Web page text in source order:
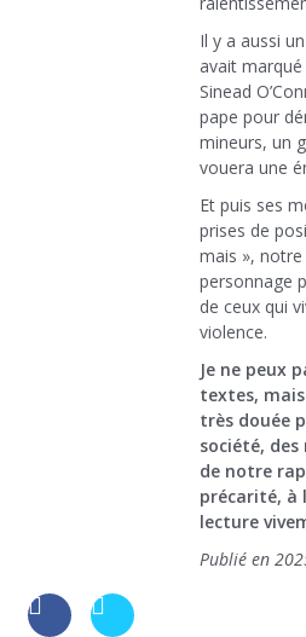
Il y a aussi
avait
Sinead
pape pour
mineurs, un
vouera une
Et puis ses
prises de
mais »,
personnage
de ceux qui
violence.
Je ne peux
textes,
très douée
société,
de notre
précarité, à
lecture
Publié en